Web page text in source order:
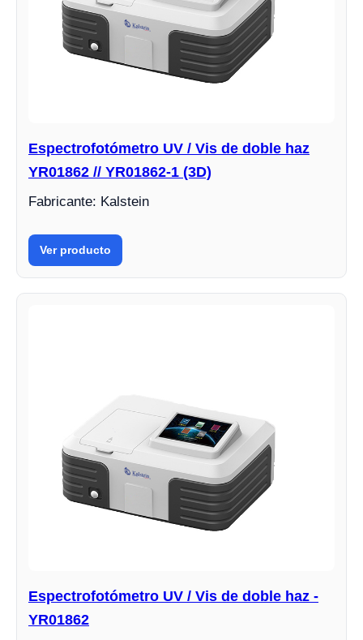
Espectrofotómetro UV / Vis de doble haz
YR01862 // YR01862-1 (3D)
Fabricante: Kalstein
Ver producto
Espectrofotómetro UV / Vis de doble haz -
YR01862